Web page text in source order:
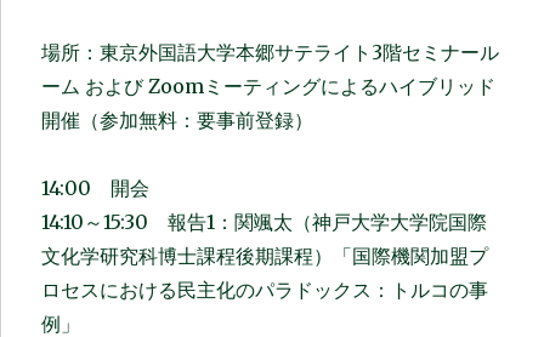
場所：東京外国語大学本郷サテライト3階セミナール
ーム および Zoomミーティングによるハイブリッド
開催（参加無料：要事前登録）
14:00 開会
14:10～15:30 報告1：関颯太（神戸大学大学院国際
文化学研究科博士課程後期課程）「国際機関加盟プ
ロセスにおける民主化のパラドックス：トルコの事
例」